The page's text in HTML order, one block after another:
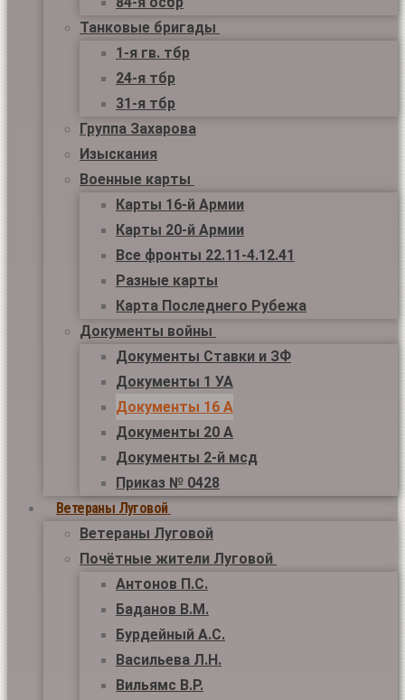
Танковые бригады
1-я гв. тбр
24-я тбр
31-я тбр
Группа Захарова
Изыскания
Военные карты
Карты 16-й Армии
Карты 20-й Армии
Все фронты 22.11-4.12.41
Разные карты
Карта Последнего Рубежа
Документы войны
Документы Ставки и ЗФ
Документы 1 УА
Документы 16 А
Документы 20 А
Документы 2-й мсд
Приказ № 0428
Ветераны Луговой
Ветераны Луговой
Почётные жители Луговой
Антонов П.С.
Баданов В.М.
Бурдейный А.С.
Васильева Л.Н.
Вильямс В.Р.